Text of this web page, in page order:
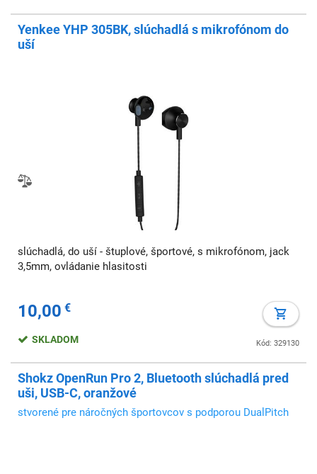
Yenkee YHP 305BK, slúchadlá s mikrofónom do
uší
slúchadlá, do uší - štuplové, športové, s mikrofónom, jack
3,5mm, ovládanie hlasitosti
10,00 €
Kód: 329130
SKLADOM
Shokz OpenRun Pro 2, Bluetooth slúchadlá pred
uši, USB-C, oranžové
stvorené pre náročných športovcov s podporou DualPitch